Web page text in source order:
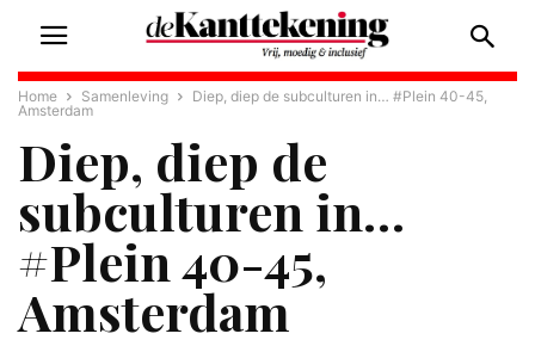
Home Samenleving
Diep, diep de subculturen in… #Plein 40-45,
Amsterdam
Diep, diep de
subculturen in…
#Plein 40-45,
Amsterdam